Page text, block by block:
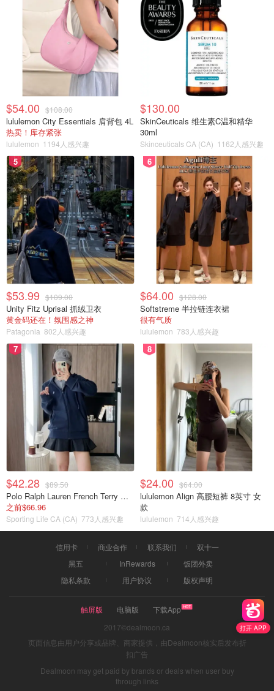
打开 APP
$54.00 $108.00
lululemon City Essentials 肩背包 4L
热卖！库存紧张
lululemon 1194人感兴趣
$130.00
SkinCeuticals 维生素C温和精华
30ml
Skinceuticals CA (CA) 1162人感兴趣
5
$53.99 $109.00
Unity Fitz Uprisal 抓绒卫衣
黄金码还在！氛围感之神
Patagonia 802人感兴趣
6
$64.00 $128.00
Softstreme 半拉链连衣裙
很有气质
lululemon 783人感兴趣
7
$42.28 $89.50
Polo Ralph Lauren French Terry 女童连帽卫衣 7-16码
之前$66.96
Sporting Life CA (CA) 773人感兴趣
8
$24.00 $64.00
lululemon Align 高腰短裤 8英寸 女
款
lululemon 714人感兴趣
信用卡 商业合作 联系我们
双十一
黑五
InRewards
饭团外卖
隐私条款
用户协议 版权声明
触屏版 电脑版
下载App
2017©dealmoon.ca
页面信息由用户分享或品牌、商家提供，由Dealmoon核实后发布折
扣广告
Dealmoon may get paid by brands or deals when user buy
through links